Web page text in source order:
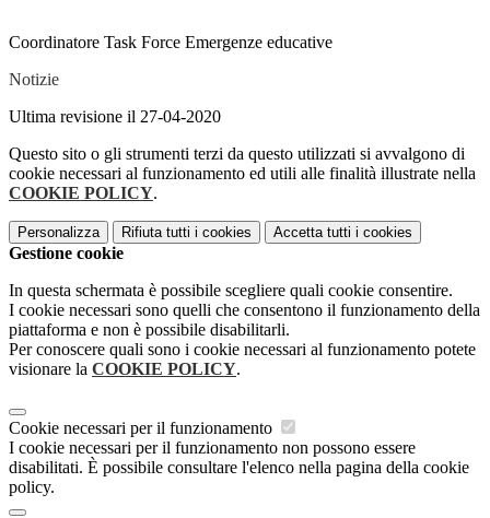
Coordinatore Task Force Emergenze educative
Notizie
Ultima revisione il 27-04-2020
Questo sito o gli strumenti terzi da questo utilizzati si avvalgono di
cookie necessari al funzionamento ed utili alle finalità illustrate nella
COOKIE POLICY.
Personalizza Rifiuta tutti i cookies Accetta tutti i cookies
Gestione cookie
In questa schermata è possibile scegliere quali cookie consentire.
I cookie necessari sono quelli che consentono il funzionamento della
piattaforma e non è possibile disabilitarli.
Per conoscere quali sono i cookie necessari al funzionamento potete
visionare la COOKIE POLICY.
Cookie necessari per il funzionamento
I cookie necessari per il funzionamento non possono essere
disabilitati. È possibile consultare l'elenco nella pagina della cookie
policy.